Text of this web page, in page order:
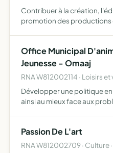
Contribuer à la création,
promotion des productions
Office Municipal
Jeunesse - Omaaj
RNA W812002114 · Loisirs
Développer une politique
ainsi au mieux face aux
Passion De L'art
RNA W812002709 · Culture